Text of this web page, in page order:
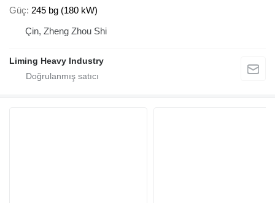
Güç 245 bg (180 kW)
Çin, Zheng Zhou Shi
Liming Heavy Industry